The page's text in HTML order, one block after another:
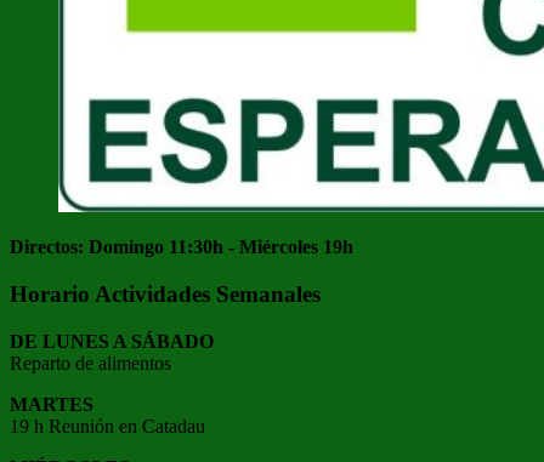
Directos: Domingo 11:30h - Miércoles 19h
Horario Actividades Semanales
DE LUNES A SÁBADO
Reparto de alimentos
MARTES
19 h Reunión en Catadau